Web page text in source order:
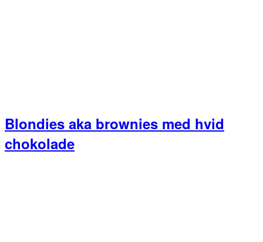
Blondies aka brownies med hvid
chokolade